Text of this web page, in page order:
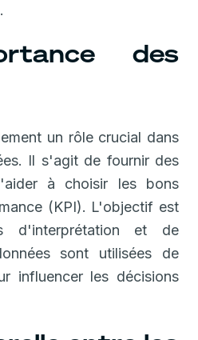
des
un rôle crucial dans
Il s'agit de fournir des
à choisir les bons
(KPI). L'objectif est
d'interprétation et de
sont utilisées de
influencer les décisions